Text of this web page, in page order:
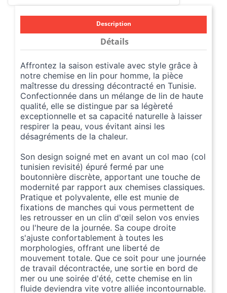
Description
Détails
Affrontez la saison estivale avec style grâce à
notre chemise en lin pour homme, la pièce
maîtresse du dressing décontracté en Tunisie.
Confectionnée dans un mélange de lin de haute
qualité, elle se distingue par sa légèreté
exceptionnelle et sa capacité naturelle à laisser
respirer la peau, vous évitant ainsi les
désagréments de la chaleur.
Son design soigné met en avant un col mao (col
tunisien revisité) épuré fermé par une
boutonnière discrète, apportant une touche de
modernité par rapport aux chemises classiques.
Pratique et polyvalente, elle est munie de
fixations de manches qui vous permettent de
les retrousser en un clin d'œil selon vos envies
ou l'heure de la journée. Sa coupe droite
s'ajuste confortablement à toutes les
morphologies, offrant une liberté de
mouvement totale. Que ce soit pour une journée
de travail décontractée, une sortie en bord de
mer ou une soirée d'été, cette chemise en lin
fluide deviendra vite votre alliée incontournable.